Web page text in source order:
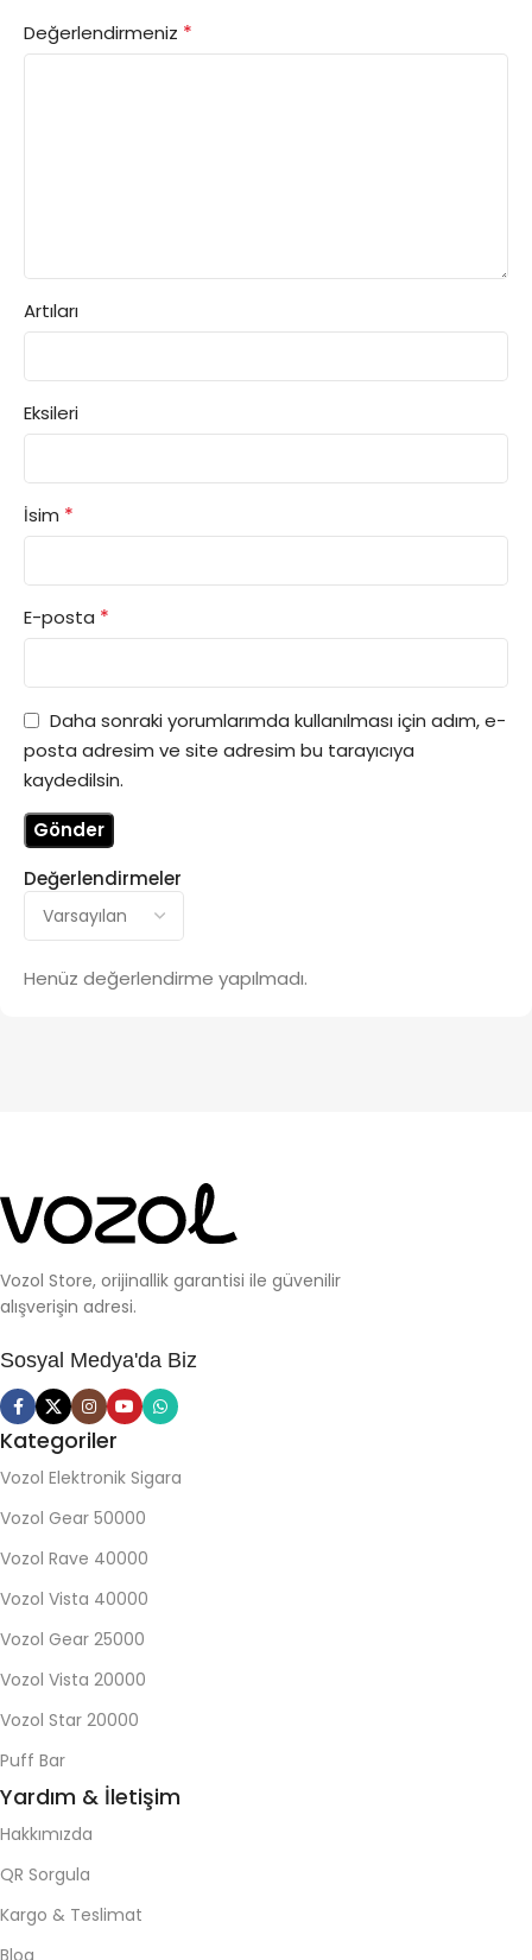
Değerlendirmeler
Henüz değerlendirme yapılmadı.
Değerlendirmeniz *
Artıları
Eksileri
İsim *
E-posta *
Daha sonraki yorumlarımda kullanılması için adım, e-
posta adresim ve site adresim bu tarayıcıya
kaydedilsin.
Vozol Store, orijinallik garantisi ile güvenilir
alışverişin adresi.
Sosyal Medya'da Biz
Kategoriler
Vozol Elektronik Sigara
Vozol Gear 50000
Vozol Rave 40000
Vozol Vista 40000
Vozol Gear 25000
Vozol Vista 20000
Vozol Star 20000
Puff Bar
Yardım & İletişim
Hakkımızda
QR Sorgula
Kargo & Teslimat